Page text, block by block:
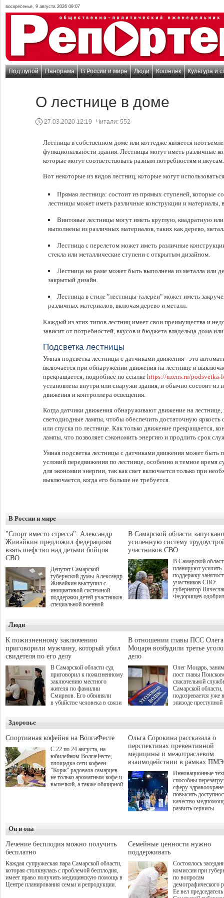
воскресенье, 9 августа 2026 09:07
Под лупой Панорама В России и мире Люди Кошелек Культура и
О лестнице в доме
27.03.2020 12:19 Читали: 552
Лестница в собственном доме или коттедже является
функциональности здания. Лестницы могут иметь различные
которые могут соответствовать разным потребностям и вкусам.
Вот некоторые из видов лестниц, которые могут
Прямая лестница: состоит из прямых ступеней, которые
лестницы может иметь различные конструкции и материалы,
Винтовые лестницы могут иметь круглую, квадратную
выполнены из различных материалов, таких как дерево,
Лестница с перелетом может иметь различные
стекла или металлические ступени с открытым дизайном.
Лестница на раме может быть выполнена из металла или
закрытый дизайн.
Лестница в стиле "лестницы-галереи" может иметь
различных материалов, включая дерево и металл.
Каждый из этих типов лестниц имеет свои преимущества и
зависит от потребностей, вкусов и бюджета владельца дома
Подсветка лестницы
Умная подсветка лестницы с датчиками движения - это
включается при обнаружении движения на лестнице и
прекращается, подробнее по ссылке https://uzens.ru/podsvetka-
установлена внутри или снаружи здания, и обычно состоит из
движения и контроллера освещения.
Когда датчики движения обнаруживают движение на
светодиодные лампы, чтобы обеспечить достаточную яркость
или спуска по лестнице. Как только движение прекращается,
лампы, что позволяет сэкономить энергию и продлить срок
Умная подсветка лестницы с датчиками движения может быть
условий передвижения по лестнице, особенно в темное время
для экономии энергии, так как свет включается только при
выключается, когда его больше не требуется.
В России и мире
"Спорт вместо стресса": Александр
Живайкин предложил федерациям
взять шефство над детьми бойцов
СВО
Депутат Самарской
губернской думы Александр
Живайкин выступил с
инициативой системной
поддержки детей участников
специальной военной
"Помощь фронту и семьям
участников СВО", которая
прошла в Отрадном 7
августа.
В Самарской области
усиленную систему
участников СВО
В Самарской
планируют усилить
поддержку
участников СВО:
губернатор
Федорищев
на трудоустройство
спокойную
мирной жизни.
Люди
К пожизненному заключению
приговорили мужчину, который убил
свидетеля по его делу
В Самарской области суд
приговорил к пожизненному
заключению местного
жителя по фамилии
Смирнов. Его обвиняли
в убийстве человека в связи
В отношении главы ПСС Олега
Моцаря возбудили третье
дело
Олег Моцарь,
пост главы
спасательной
Самарской области,
подозревается уже
эпизоде преступной
а сам он
Здоровье
Спортивная кофейня на ВолгаФесте
С 22 по 24 августа, на
юбилейном ВолгаФесте,
площадка сети кофеен
"Корж" радовала самарцев
не только ароматным кофе и
выпечкой, а также обширной
Ольга Сорокина рассказала о
перспективах превентивной
медицины и межотраслевом
взаимодействии в рамках
Инновационные
способны
сферу
повысить
качество
развить сервисы
определенными
К ним можно
возникающие при
данными
более динамичного
проникновения
сегмент
Он и она
Лечение бесплодия можно получить
бесплатно
Каждая супружеская пара Самарской области,
которая столкнулась с проблемой бесплодия,
имеет право получить медицинскую помощь в
Центре планирования семьи и репродукции.
Семейные ценности нужно
поддерживать
Состоялось
комиссии при
по вопросам
демографического
Ее вел председатель